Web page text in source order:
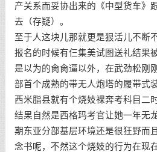
产关系而妥协出来的《中型货车》
去（存疑）。
至于人这块儿那就更是狠活儿不断
报名的时候有仨集美试图送礼结果
是以为的肏肏逼以外，在武劲松刚
部首个成熟的带无人炮塔的履带式
西米脂县就有个烧妓裸奔考科目二
结果自然是西格玛考官让她一年无
期东亚分部基层环境还是很狂野而
念书呢，不然这个烧妓的行为在现